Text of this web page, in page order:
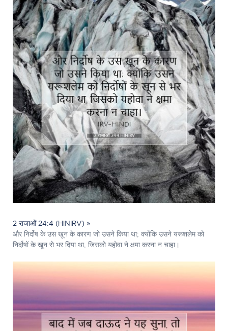
2 राजाओं 24:4 (HINIRV) »
और निर्दोष के उस खून के कारण जो उसने किया था; क्योंकि उसने यरूशलेम को
निर्दोषों के खून से भर दिया था, जिसको यहोवा ने क्षमा करना न चाहा।